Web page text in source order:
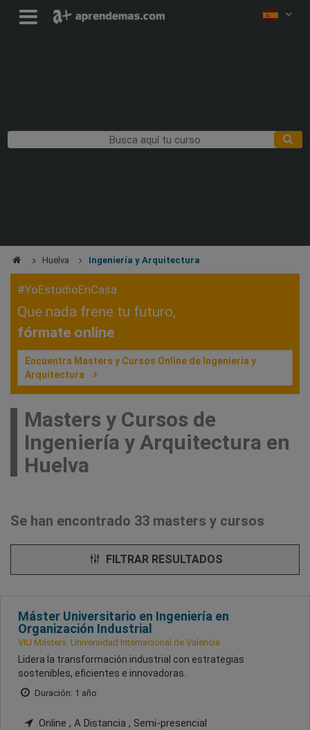
Huelva Ingeniería y Arquitectura
#YoEstudioEnCasa
Que nada frene tu futuro,
fórmate online
Encuentra Masters y Cursos Online de Ingeniería y
Arquitectura
Masters y Cursos de
Ingeniería y Arquitectura en
Huelva
Se han encontrado 33 masters y cursos
FILTRAR RESULTADOS
Máster Universitario en Ingeniería en
Organización Industrial
VIU Másters. Universidad Internacional de Valencia
Lidera la transformación industrial con estrategias
sostenibles, eficientes e innovadoras.
Duración: 1 año
Online , A Distancia , Semi-presencial